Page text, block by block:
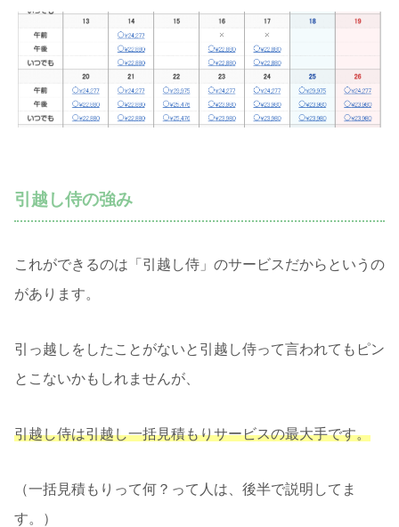
引越し侍の強み
これができるのは「引越し侍」のサービスだからというの
があります。
引っ越しをしたことがないと引越し侍って言われてもピン
とこないかもしれませんが、
引越し侍は引越し一括見積もりサービスの最大手です。
（一括見積もりって何？って人は、後半で説明してま
す。）